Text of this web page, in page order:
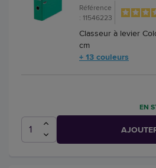
Référence
: 11546223
Classeur à levier
cm
+ 13 couleurs
EN